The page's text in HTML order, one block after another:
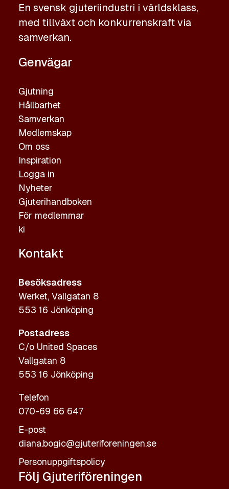
En svensk gjuteriindustri i världsklass,
med tillväxt och konkurrenskraft via
samverkan.
Genvägar
Gjutning
Hållbarhet
Samverkan
Medlemskap
Om oss
Inspiration
Logga in
Nyheter
Gjuterihandboken
För medlemmar
ki
Kontakt
Besöksadress
Werket, Vallgatan 8
553 16 Jönköping
Postadress
C/o United Spaces
Vallgatan 8
553 16 Jönköping
Telefon
070-69 66 647
E-post
diana.bogic@gjuteriforeningen.se
Personuppgiftspolicy
Följ Gjuteriföreningen